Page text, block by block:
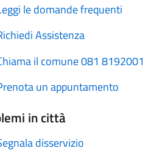
le domande frequenti
Assistenza
il comune 081 8192001
un appuntamento
in città
disservizio